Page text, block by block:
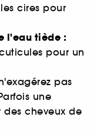
cires pour
l'eau tiède :
pour un
pas
une
cheveux de